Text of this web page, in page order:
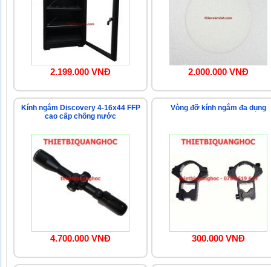
2.199.000 VNĐ 2.000.000 VNĐ
Kính ngắm Discovery 4-16x44 FFP
cao cấp chống nước
4.700.000 VNĐ
Vòng đỡ kính ngắm đa dụng
300.000 VNĐ